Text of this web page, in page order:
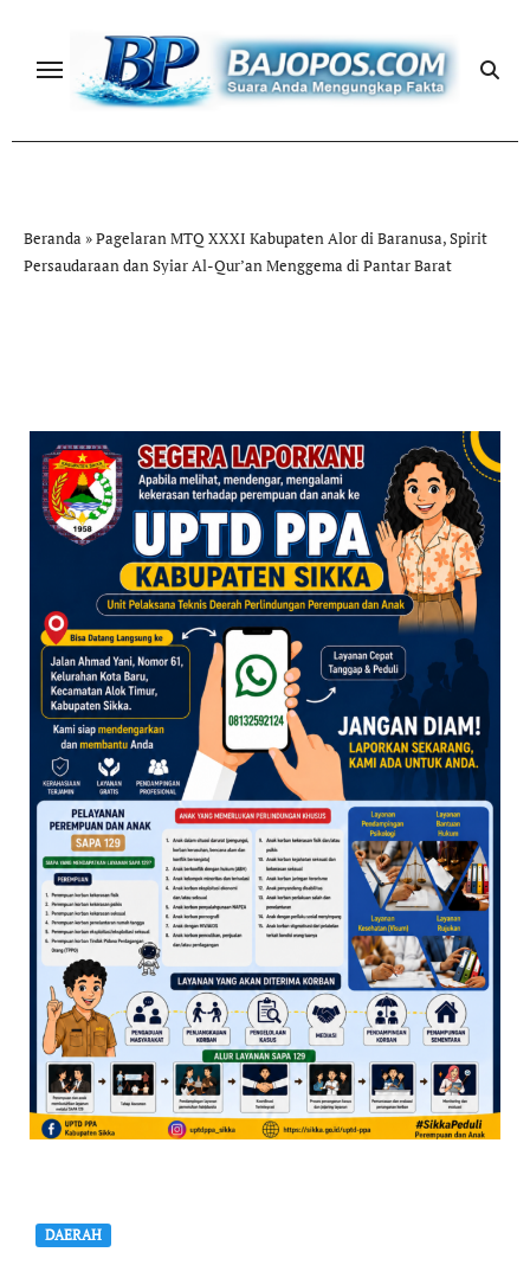
content
Beranda »Pagelaran MTQ XXXI Kabupaten Alor di Baranusa, Spirit
Persaudaraan dan Syiar Al-Qur’an Menggema di Pantar Barat
DAERAH